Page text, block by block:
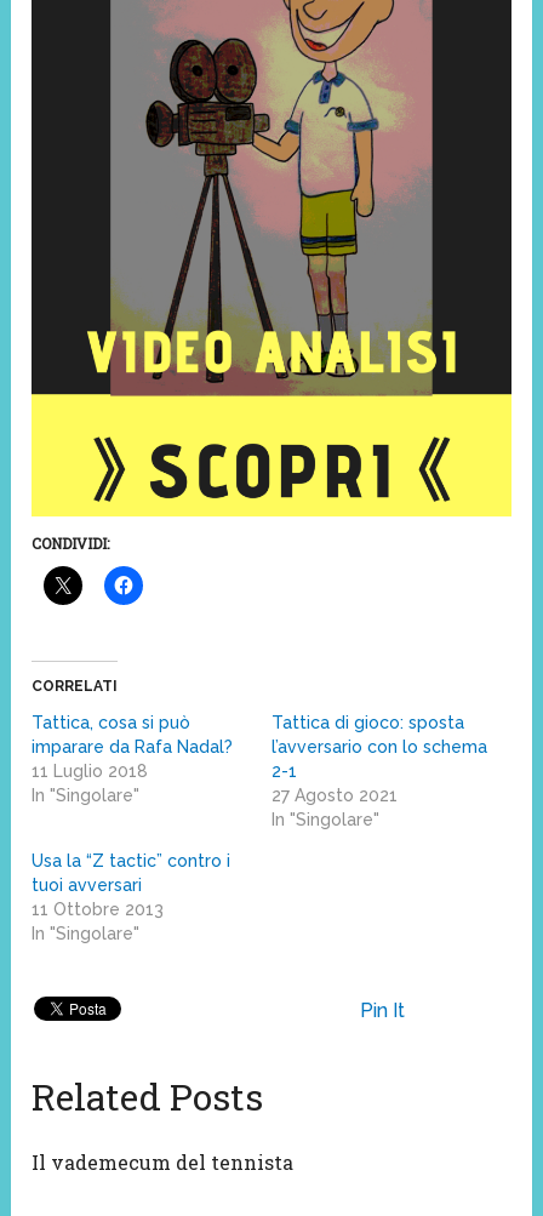
CONDIVIDI:
CORRELATI
Tattica, cosa si può
imparare da Rafa Nadal?
11 Luglio 2018
In "Singolare"
Tattica di gioco: sposta
l’avversario con lo schema
2-1
27 Agosto 2021
In "Singolare"
Usa la “Z tactic” contro i
tuoi avversari
11 Ottobre 2013
In "Singolare"
Pin It
Related Posts
Il vademecum del tennista